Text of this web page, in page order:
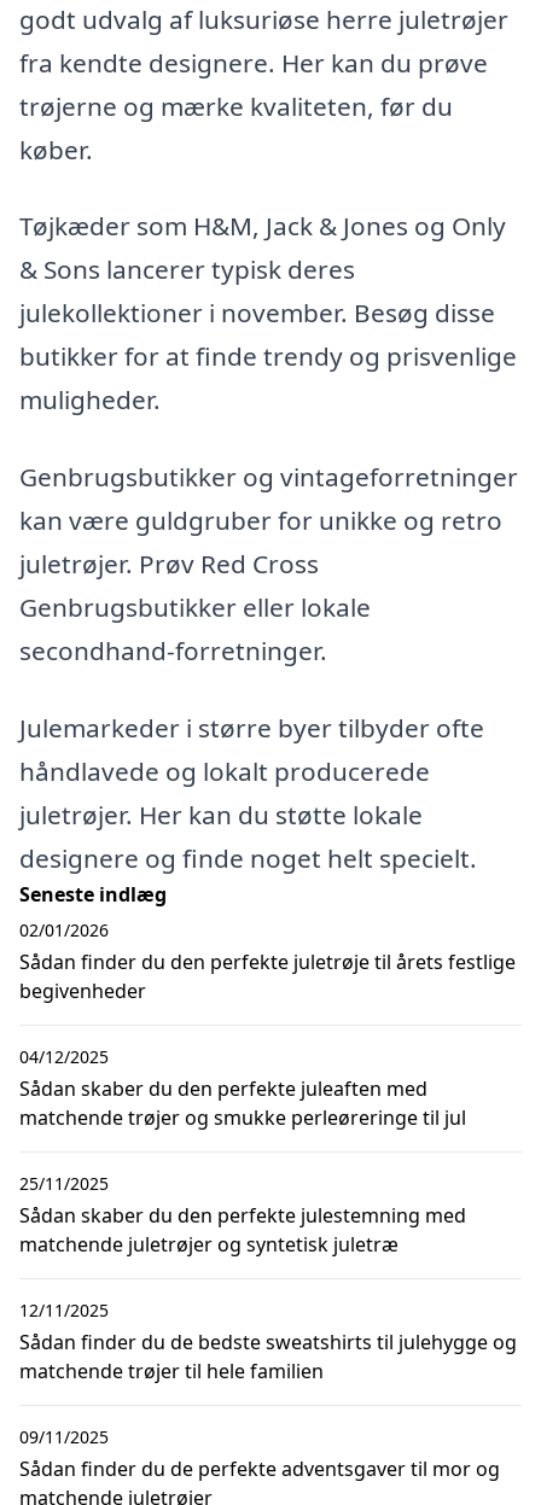
godt udvalg af luksuriøse herre juletrøjer
fra kendte designere. Her kan du prøve
trøjerne og mærke kvaliteten, før du
køber.
Tøjkæder som H&M, Jack & Jones og Only
& Sons lancerer typisk deres
julekollektioner i november. Besøg disse
butikker for at finde trendy og prisvenlige
muligheder.
Genbrugsbutikker og vintageforretninger
kan være guldgruber for unikke og retro
juletrøjer. Prøv Red Cross
Genbrugsbutikker eller lokale
secondhand-forretninger.
Julemarkeder i større byer tilbyder ofte
håndlavede og lokalt producerede
juletrøjer. Her kan du støtte lokale
designere og finde noget helt specielt.
Seneste indlæg
Sådan finder du den perfekte juletrøje til årets festlige
begivenheder
02/01/2026
Sådan skaber du den perfekte juleaften med
matchende trøjer og smukke perleøreringe til jul
04/12/2025
Sådan skaber du den perfekte julestemning med
matchende juletrøjer og syntetisk juletræ
25/11/2025
Sådan finder du de bedste sweatshirts til julehygge og
matchende trøjer til hele familien
12/11/2025
Sådan finder du de perfekte adventsgaver til mor og
matchende juletrøjer
09/11/2025